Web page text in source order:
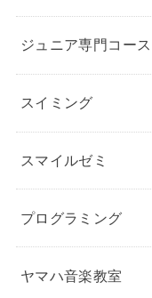
ジュニア専門コー
スイミング
スマイルゼミ
プログラミング
ヤマハ音楽教室